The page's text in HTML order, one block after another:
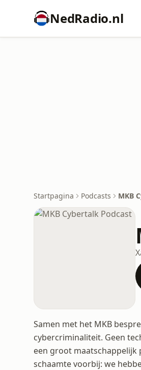
NedRadio.nl
Startpagina Podcasts MKB
Samen met het MKB
cybercriminaliteit. Geen
een groot
schaamte voorbij: we